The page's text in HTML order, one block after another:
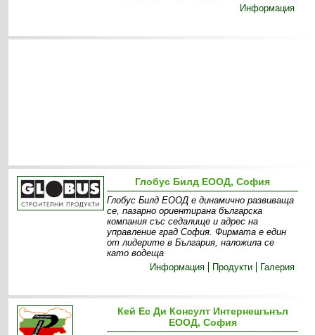
Информация
Глобус Билд ЕООД, София
Глобус Билд ЕООД е динамично развиваща
се, пазарно ориентирана българска
компания със седалище и адрес на
управление град София. Фирмата е един
от лидерите в България, наложила се
като водеща
Информация
Продукти Галерия
Кей Ес Ди Консулт Интернешънъл
ЕООД, София